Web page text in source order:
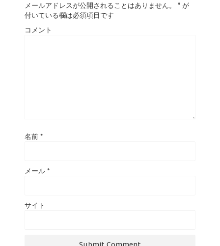
メールアドレスが公開されることはありません。 * が
付いている欄は必須項目です
コメント
名前 *
メール *
サイト